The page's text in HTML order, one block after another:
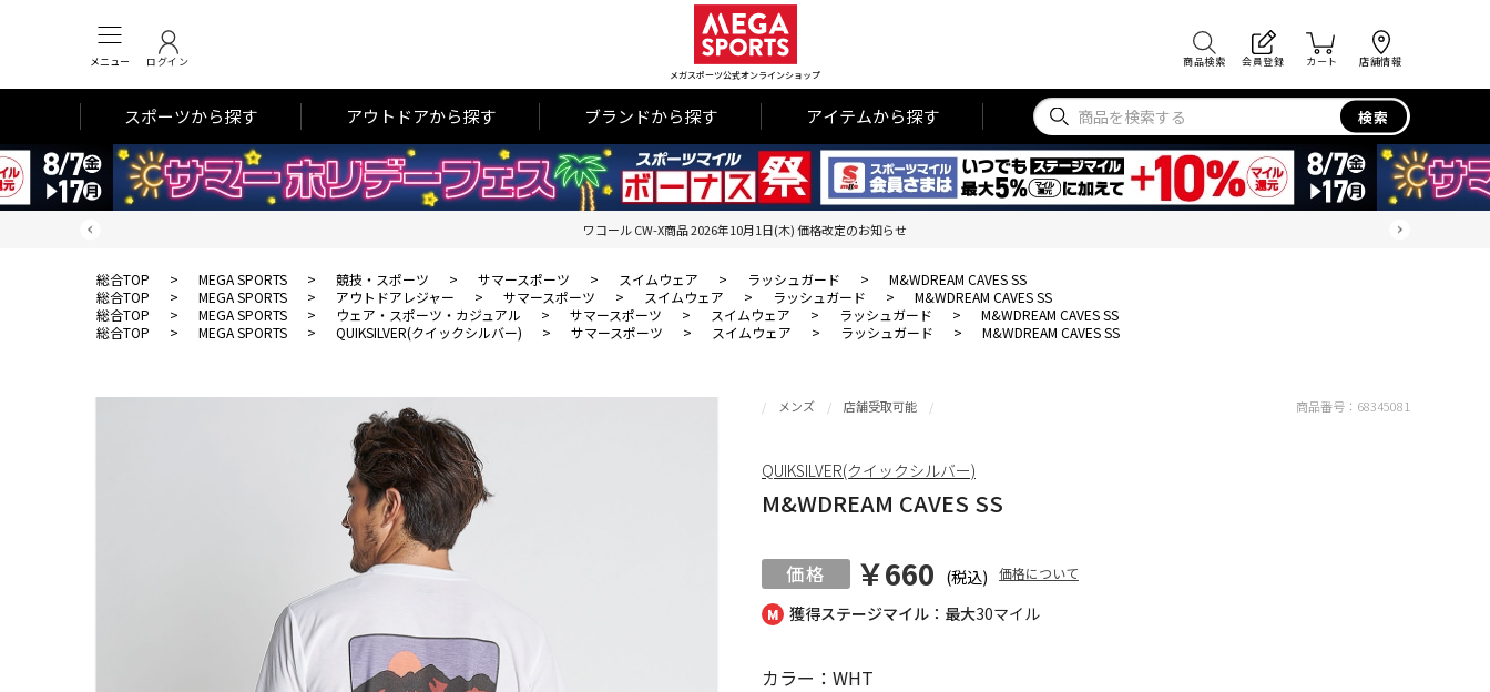
メニュー ログイン
メガスポーツ公式オンラインショップ
商品検索 会員登録 カート 店舗情報
スポーツから探す アウトドアから探す ブランドから探す アイテムから探す 検索
ワコール CW-X商品 2026年10月1日(木) 価格改定のお知らせ
総合TOP > MEGA SPORTS > 競技・スポーツ > サマースポーツ > スイムウェア > ラッシュガード >
M&WDREAM CAVES SS
総合TOP
> MEGA SPORTS > アウトドアレジャー > サマースポーツ > スイムウェア > ラッシュガード >
M&WDREAM CAVES SS
総合TOP
> MEGA SPORTS > ウェア・スポーツ・カジュアル > サマースポーツ > スイムウェア > ラッシュガード >
M&WDREAM CAVES SS
総合TOP
> MEGA SPORTS > QUIKSILVER(クイックシルバー) > サマースポーツ > スイムウェア > ラッシュガード > M&WDREAM CAVES SS
獲得ステージマイル：最大30マイル
メンズ 店舗受取可能
M&WDREAM CAVES SS
￥660 (税込) 価格について
カラー：WHT
商品番号： 68345081
QUIKSILVER(クイックシルバー)